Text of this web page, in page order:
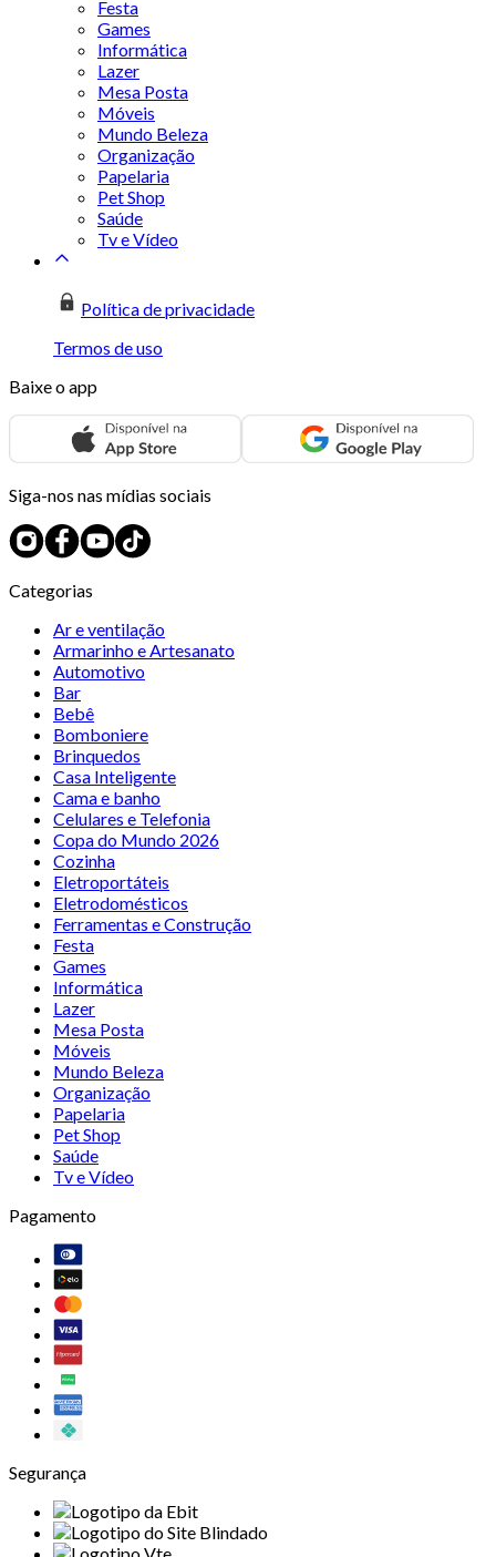
Festa
Games
Informática
Lazer
Mesa Posta
Móveis
Mundo Beleza
Organização
Papelaria
Pet Shop
Saúde
Tv e Vídeo
Política de privacidade
Termos de uso
Baixe o app
Siga-nos nas mídias sociais
Categorias
Ar e ventilação
Armarinho e Artesanato
Automotivo
Bar
Bebê
Bomboniere
Brinquedos
Casa Inteligente
Cama e banho
Celulares e Telefonia
Copa do Mundo 2026
Cozinha
Eletroportáteis
Eletrodomésticos
Ferramentas e Construção
Festa
Games
Informática
Lazer
Mesa Posta
Móveis
Mundo Beleza
Organização
Papelaria
Pet Shop
Saúde
Tv e Vídeo
Pagamento
Segurança